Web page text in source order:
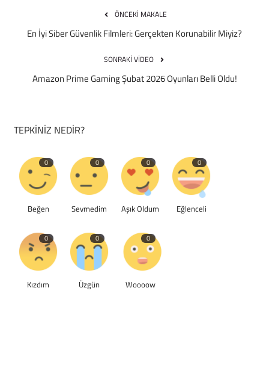
ÖNCEKI MAKALE
En İyi Siber Güvenlik Filmleri: Gerçekten Korunabilir Miyiz?
SONRAKI VIDEO
Amazon Prime Gaming Şubat 2026 Oyunları Belli Oldu!
TEPKINIZ NEDIR?
0
Beğen
0
Sevmedim
0
Aşık Oldum
0
Eğlenceli
0
Kızdım
0
Üzgün
0
Woooow